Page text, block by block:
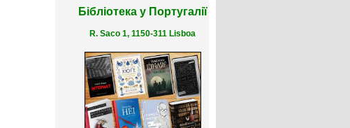
Бібліотека у Португалії
R. Saco 1, 1150-311 Lisboa